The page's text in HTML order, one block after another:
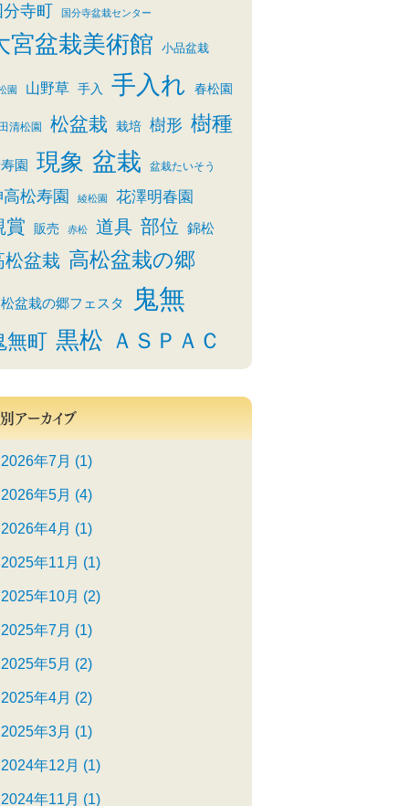
分寺町 国分寺盆栽センター
宮盆栽美術館 小品盆栽
園 山野草 手入 手入れ 春松園
清松園 松盆栽 栽培 樹形 樹種
園 現象 盆栽 盆栽たいそう
松寿園 綾松園 花澤明春園
賞 販売 赤松 道具 部位 錦松
松盆栽 高松盆栽の郷
盆栽の郷フェスタ 鬼無
無町 黒松 ＡＳＰＡＣ
アーカイブ
2026年7月 (1)
2026年5月 (4)
2026年4月 (1)
2025年11月 (1)
2025年10月 (2)
2025年7月 (1)
2025年5月 (2)
2025年4月 (2)
2025年3月 (1)
2024年12月 (1)
2024年11月 (1)